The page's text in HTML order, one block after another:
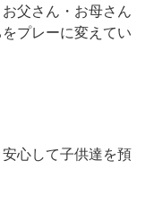
父さん・お母さん
プレーに変えてい
心して子供達を預